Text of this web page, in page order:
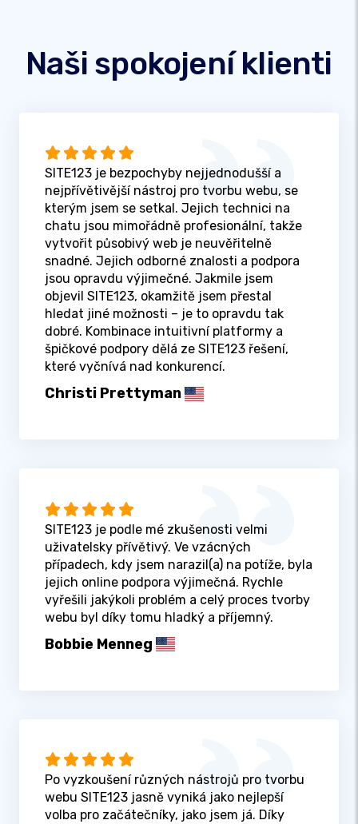
Naši spokojení klienti
SITE123 je bezpochyby nejjednodušší a
nejpřívětivější nástroj pro tvorbu webu, se
kterým jsem se setkal. Jejich technici na
chatu jsou mimořádně profesionální, takže
vytvořit působivý web je neuvěřitelně
snadné. Jejich odborné znalosti a podpora
jsou opravdu výjimečné. Jakmile jsem
objevil SITE123, okamžitě jsem přestal
hledat jiné možnosti – je to opravdu tak
dobré. Kombinace intuitivní platformy a
špičkové podpory dělá ze SITE123 řešení,
které vyčnívá nad konkurencí.
Christi Prettyman
SITE123 je podle mé zkušenosti velmi
uživatelsky přívětivý. Ve vzácných
případech, kdy jsem narazil(a) na potíže, byla
jejich online podpora výjimečná. Rychle
vyřešili jakýkoli problém a celý proces tvorby
webu byl díky tomu hladký a příjemný.
Bobbie Menneg
Po vyzkoušení různých nástrojů pro tvorbu
webu SITE123 jasně vyniká jako nejlepší
volba pro začátečníky, jako jsem já. Díky